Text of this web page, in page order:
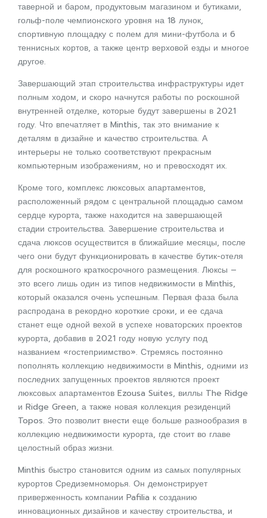
таверной и баром, продуктовым магазином и бутиками,
гольф-поле чемпионского уровня на 18 лунок,
спортивную площадку с полем для мини-футбола и 6
теннисных кортов, а также центр верховой езды и многое
другое.
Завершающий этап строительства инфраструктуры идет
полным ходом, и скоро начнутся работы по роскошной
внутренней отделке, которые будут завершены в 2021
году. Что впечатляет в Minthis, так это внимание к
деталям в дизайне и качество строительства. А
интерьеры не только соответствуют прекрасным
компьютерным изображениям, но и превосходят их.
Кроме того, комплекс люксовых апартаментов,
расположенный рядом с центральной площадью самом
сердце курорта, также находится на завершающей
стадии строительства. Завершение строительства и
сдача люксов осуществится в ближайшие месяцы, после
чего они будут функционировать в качестве бутик-отеля
для роскошного краткосрочного размещения. Люксы –
это всего лишь один из типов недвижимости в Minthis,
который оказался очень успешным. Первая фаза была
распродана в рекордно короткие сроки, и ее сдача
станет еще одной вехой в успехе новаторских проектов
курорта, добавив в 2021 году новую услугу под
названием «гостеприимство». Стремясь постоянно
пополнять коллекцию недвижимости в Minthis, одними из
последних запущенных проектов являются проект
люксовых апартаментов Ezousa Suites, виллы The Ridge
и Ridge Green, а также новая коллекция резиденций
Topos. Это позволит внести еще больше разнообразия в
коллекцию недвижимости курорта, где стоит во главе
целостный образ жизни.
Minthis быстро становится одним из самых популярных
курортов Средиземноморья. Он демонстрирует
приверженность компании Pafilia к созданию
инновационных дизайнов и качеству строительства, и